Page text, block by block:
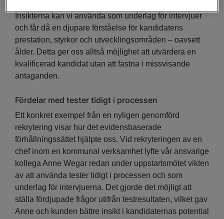
Insikterna kan vi använda som underlag för intervjuer
och får då en djupare förståelse för kandidatens
prestation, styrkor och utvecklingsområden – oavsett
ålder. Detta ger oss alltså möjlighet att utvärdera en
kvalificerad kandidat utan att fastna i missvisande
antaganden.
Fördelar med tester tidigt i processen
Ett konkret exempel från en nyligen genomförd
rekrytering visar hur det evidensbaserade
förhållningssättet hjälpte oss. Vid rekryteringen av en
chef inom en kommunal verksamhet lyfte vår ansvarige
kollega Anne Wegar redan under uppstartsmötet vikten
av att använda tester tidigt i processen och som
underlag för intervjuerna. Det gjorde det möjligt att
ställa fördjupade frågor utifrån testresultaten, vilket gav
Anne och kunden bättre insikt i kandidaternas potential